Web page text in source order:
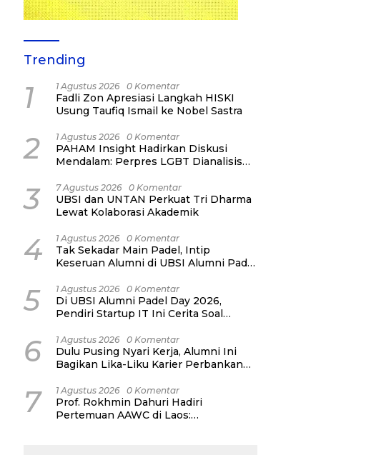
Trending
1 1 Agustus 2026 0 Komentar
Fadli Zon Apresiasi Langkah HISKI
Usung Taufiq Ismail ke Nobel Sastra
2 1 Agustus 2026 0 Komentar
PAHAM Insight Hadirkan Diskusi
Mendalam: Perpres LGBT Dianalisis
Bukan Ancaman Individual
3 7 Agustus 2026 0 Komentar
UBSI dan UNTAN Perkuat Tri Dharma
Lewat Kolaborasi Akademik
4 1 Agustus 2026 0 Komentar
Tak Sekadar Main Padel, Intip
Keseruan Alumni di UBSI Alumni Padel
5 1 Agustus 2026 0 Komentar
Di UBSI Alumni Padel Day 2026,
Pendiri Startup IT Ini Cerita Soal
Network Alumni
6 1 Agustus 2026 0 Komentar
Dulu Pusing Nyari Kerja, Alumni Ini
Bagikan Lika-Liku Karier Perbankan
Day 2026
7 1 Agustus 2026 0 Komentar
Prof. Rokhmin Dahuri Hadiri
Pertemuan AAWC di Laos: